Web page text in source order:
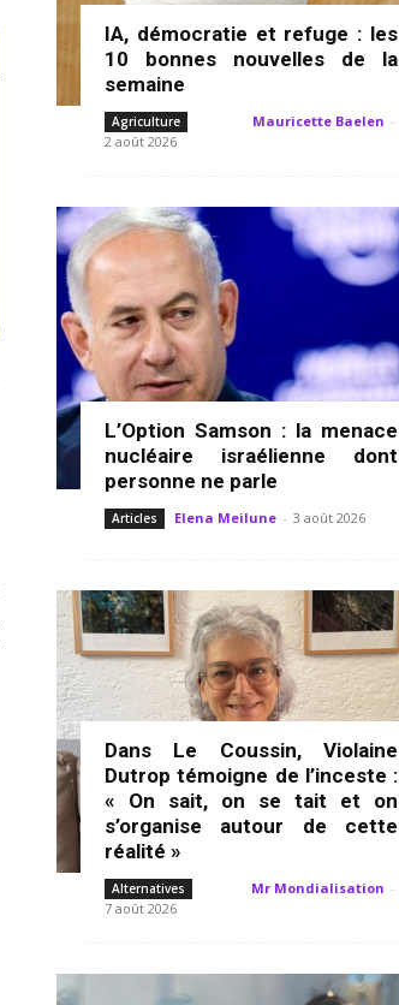
IA, démocratie et refuge : les
10 bonnes nouvelles de la
semaine
Agriculture Mauricette Baelen -
2 août 2026
L’Option Samson : la menace
nucléaire israélienne dont
personne ne parle
Articles Elena Meilune - 3 août 2026
Dans Le Coussin, Violaine
Dutrop témoigne de l’inceste :
« On sait, on se tait et on
s’organise autour de cette
réalité »
Alternatives Mr Mondialisation -
7 août 2026